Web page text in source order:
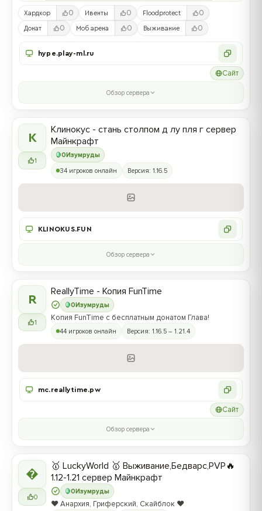
Хардкор 0 Ивенты 0 Floodprotect 0
Донат 0 Моб арена 0 Выживание 0
hype.play-ml.ru
Сайт
Обзор сервера
К
1
0Изумруды
Клинокус - стань столпом д лу пля г сервер
Майнкрафт
34 игроков онлайн Версия: 1.16.5
KLINOKUS.FUN
Обзор сервера
R
1
0Изумруды
ReallyTime - Копия FunTime
Копия FunTime с бесплатным донатом Глава!
44 игроков онлайн Версия: 1.16.5 – 1.21.4
mc.reallytime.pw
Сайт
Обзор сервера

0
0Изумруды
🥇 LuckyWorld 🥇 Выживание,Бедварс,PVP🔥
1.12-1.21 сервер Майнкрафт
❤️ Анархия, Гриферский, Скайблок ❤️